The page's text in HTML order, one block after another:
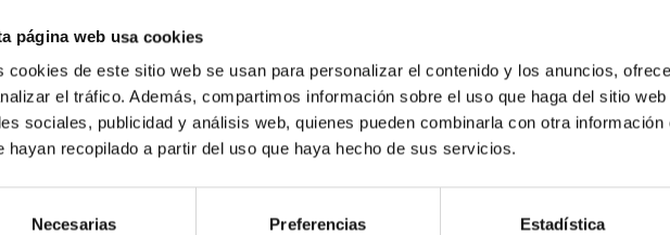
página web usa cookies
cookies de este sitio web se usan para personalizar el contenido y los anuncios,
el tráfico. Además, compartimos información sobre el uso que haga del sitio
sociales, publicidad y análisis web, quienes pueden combinarla con otra
hayan recopilado a partir del uso que haya hecho de sus servicios.
Necesarias Preferencias Estadística
01/23/2025